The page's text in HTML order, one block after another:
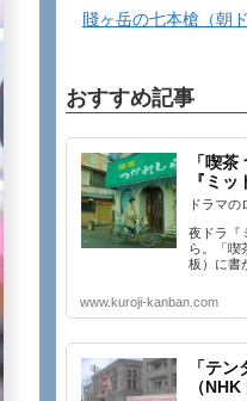
賤ヶ岳の七本槍（朝
おすすめ記事
「喫
『ミ
ドラマの
夜ドラ『
ら。「喫
板）に書
www.kuroji-kanban.com
「テ
（